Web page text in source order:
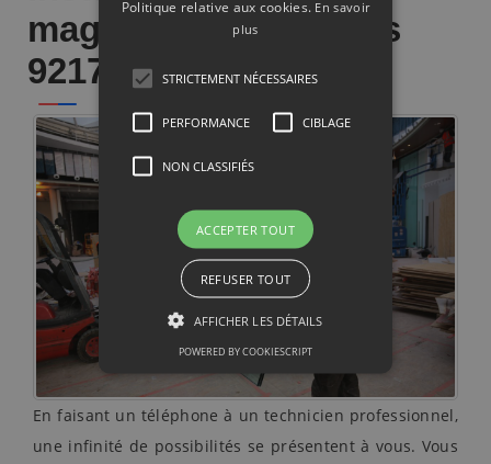
magasin dans Vanves
92170
En faisant un téléphone à un technicien professionnel,
une infinité de possibilités se présentent à vous. Vous
Politique relative aux cookies. En savoir
plus
STRICTEMENT NÉCESSAIRES
PERFORMANCE CIBLAGE
NON CLASSIFIÉS
ACCEPTER TOUT
REFUSER TOUT
AFFICHER LES DÉTAILS
POWERED BY COOKIESCRIPT